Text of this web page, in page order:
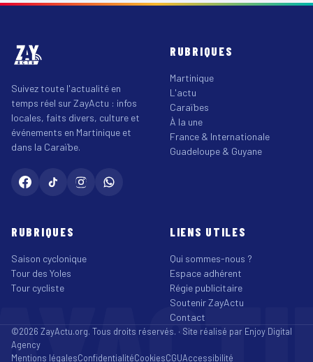
Suivez toute l'actualité en
temps réel sur ZayActu : infos
locales, faits divers, culture et
événements en Martinique et
dans la Caraïbe.
RUBRIQUES
Martinique
L'actu
Caraïbes
À la une
France & Internationale
Guadeloupe & Guyane
RUBRIQUES
Saison cyclonique
Tour des Yoles
Tour cycliste
LIENS UTILES
Qui sommes-nous ?
Espace adhérent
Régie publicitaire
Soutenir ZayActu
Contact
©2026 ZayActu.org. Tous droits réservés. · Site réalisé par Enjoy Digital
Agency
Mentions légalesConfidentialitéCookiesCGUAccessibilité